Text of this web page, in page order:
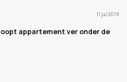
11 jul 2019
appartement ver onder de